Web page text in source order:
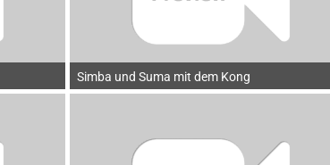
Simba und Suma mit dem Kong